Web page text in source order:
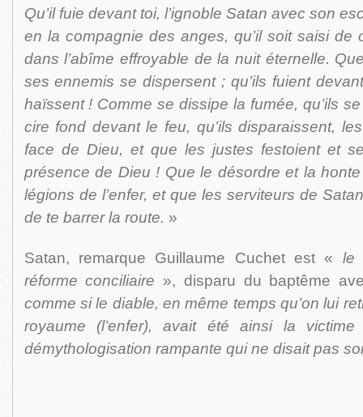
Qu’il fuie devant toi, l’ignoble Satan avec son
en la compagnie des anges, qu’il soit saisi de
dans l’abîme effroyable de la nuit éternelle.
ses ennemis se dispersent ; qu’ils fuient
haïssent ! Comme se dissipe la fumée, qu’ils
cire fond devant le feu, qu’ils disparaissent,
face de Dieu, et que les justes festoient et
présence de Dieu ! Que le désordre et la
légions de l’enfer, et que les serviteurs de
de te barrer la route. »
Satan, remarque Guillaume Cuchet est « le
réforme conciliaire », disparu du baptême
comme si le diable, en même temps qu’on lui
royaume (l’enfer), avait été ainsi la victime
démythologisation rampante qui ne disait pas